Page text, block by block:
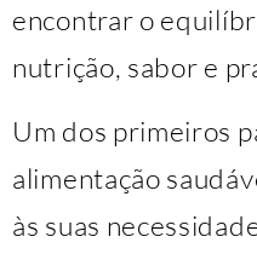
encontrar o
nutrição, sabor e
Um dos primeiros
alimentação
às suas